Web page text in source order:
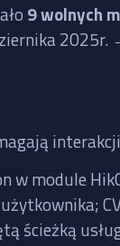
9 wolnych
2025r.
module
ścieżką